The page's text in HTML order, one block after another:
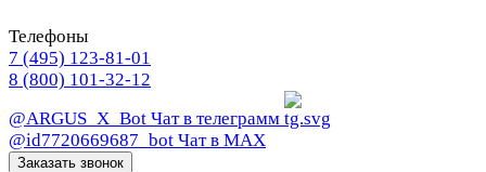
Телефоны
7 (495) 123-81-01
8 (800) 101-32-12
@ARGUS_X_Bot Чат в телеграмм
@id7720669687_bot Чат в МАХ
Заказать звонок